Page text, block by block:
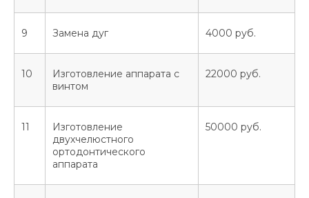
9 Замена дуг 4000 руб.
10
Изготовление аппарата с
винтом
22000 руб.
11
Изготовление
двухчелюстного
ортодонтического
аппарата
50000 руб.
КЛИНИКА ИНФОРМАЦИЯ
Создаем улыбки с 2006 г.
+7 (347) 298-64-03